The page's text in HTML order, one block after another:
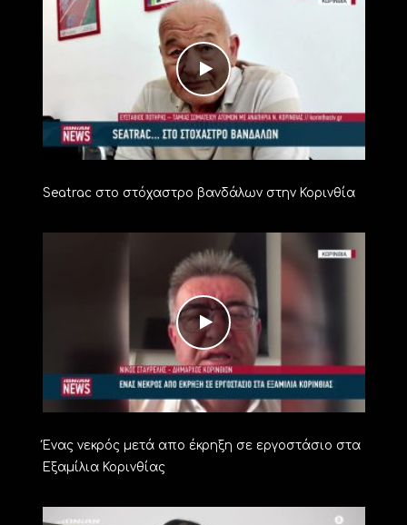
Seatrac στο στόχαστρο βανδάλων στην Κορινθία
Ένας νεκρός μετά απο έκρηξη σε εργοστάσιο στα
Εξαμίλια Κορινθίας